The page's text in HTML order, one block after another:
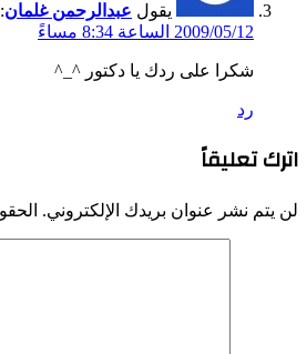
يقول عبدالرحمن غلمان:
2009/05/12 الساعة 8:34 مساءً
شكرا على ردك يا دكتور ^_^
رد
اترك تعليقاً
لن يتم نشر عنوان بريدك الإلكتروني.